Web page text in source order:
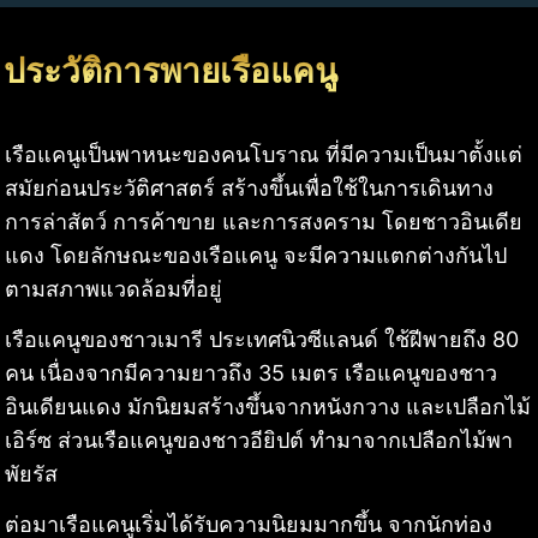
ประวัติการพายเรือแคนู
เรือแคนูเป็นพาหนะของคนโบราณ ที่มีความเป็นมาตั้งแต่
สมัยก่อนประวัติศาสตร์ สร้างขึ้นเพื่อใช้ในการเดินทาง
การล่าสัตว์ การค้าขาย และการสงคราม โดยชาวอินเดีย
แดง โดยลักษณะของเรือแคนู จะมีความแตกต่างกันไป
ตามสภาพแวดล้อมที่อยู่
เรือแคนูของชาวเมารี ประเทศนิวซีแลนด์ ใช้ฝีพายถึง 80
คน เนื่องจากมีความยาวถึง 35 เมตร เรือแคนูของชาว
อินเดียนแดง มักนิยมสร้างขึ้นจากหนังกวาง และเปลือกไม้
เอิร์ซ ส่วนเรือแคนูของชาวอียิปต์ ทำมาจากเปลือกไม้พา
พัยรัส
ต่อมาเรือแคนูเริ่มได้รับความนิยมมากขึ้น จากนักท่อง